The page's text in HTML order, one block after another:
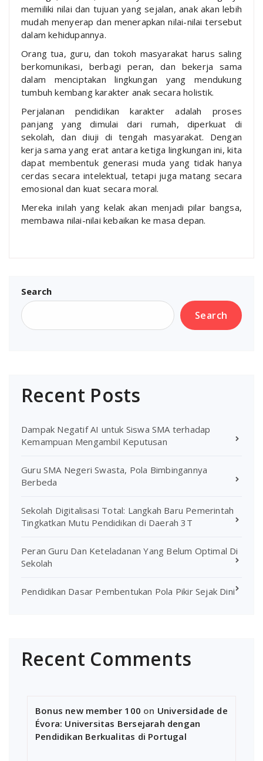
memiliki nilai dan tujuan yang sejalan, anak akan lebih
mudah menyerap dan menerapkan nilai-nilai tersebut
dalam kehidupannya.
Orang tua, guru, dan tokoh masyarakat harus saling
berkomunikasi, berbagi peran, dan bekerja sama
dalam menciptakan lingkungan yang mendukung
tumbuh kembang karakter anak secara holistik.
Perjalanan pendidikan karakter adalah proses
panjang yang dimulai dari rumah, diperkuat di
sekolah, dan diuji di tengah masyarakat. Dengan
kerja sama yang erat antara ketiga lingkungan ini, kita
dapat membentuk generasi muda yang tidak hanya
cerdas secara intelektual, tetapi juga matang secara
emosional dan kuat secara moral.
Mereka inilah yang kelak akan menjadi pilar bangsa,
membawa nilai-nilai kebaikan ke masa depan.
Search
Search
Recent Posts
Dampak Negatif AI untuk Siswa SMA terhadap
Kemampuan Mengambil Keputusan
Guru SMA Negeri Swasta, Pola Bimbingannya
Berbeda
Sekolah Digitalisasi Total: Langkah Baru Pemerintah
Tingkatkan Mutu Pendidikan di Daerah 3T
Peran Guru Dan Keteladanan Yang Belum Optimal Di
Sekolah
Pendidikan Dasar Pembentukan Pola Pikir Sejak Dini
Recent Comments
Bonus new member 100 on Universidade de
Évora: Universitas Bersejarah dengan
Pendidikan Berkualitas di Portugal